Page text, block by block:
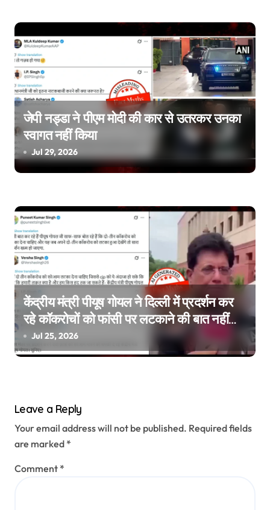
o
n
जेपी नड्डा ने पीएम मोदी की कार से उतरकर उनका
स्वागत नहीं किया
Jul 29, 2026
केंद्रीय मंत्री पीयूष गोयल ने दिल्ली में प्रदर्शन कर
रहे कॉकरोचों को फांसी पर लटकाने की बात नहीं
की, वायरल वीडियो AI जेनरेटेड है
Jul 25, 2026
Leave a Reply
Your email address will not be published. Required fields
are marked *
Comment *